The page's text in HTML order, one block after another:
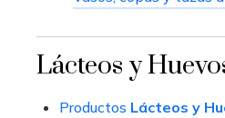
Lácteos y
Productos Lácteos y